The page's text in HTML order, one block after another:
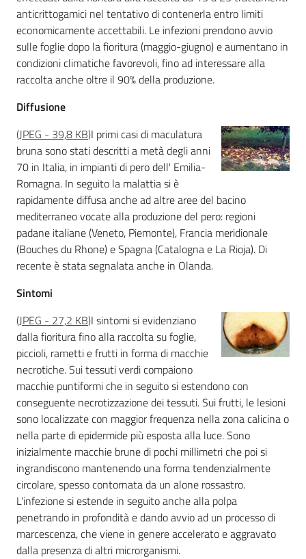
Newsletter
Seguici
Argomenti
Novità
Servizi
Leggi atti bandi
Piani programmi
progetti
anticrittogamici nel tentativo di contenerla entro limiti
economicamente accettabili. Le infezioni prendono avvio
sulle foglie dopo la fioritura (maggio-giugno) e aumentano in
condizioni climatiche favorevoli, fino ad interessare alla
raccolta anche oltre il 90% della produzione.
Diffusione
(JPEG - 39,8 KB)I primi casi di maculatura
bruna sono stati descritti a metà degli anni
70 in Italia, in impianti di pero dell' Emilia-
Romagna. In seguito la malattia si è
rapidamente diffusa anche ad altre aree del bacino
mediterraneo vocate alla produzione del pero: regioni
padane italiane (Veneto, Piemonte), Francia meridionale
(Bouches du Rhone) e Spagna (Catalogna e La Rioja). Di
recente è stata segnalata anche in Olanda.
Sintomi
(JPEG - 27,2 KB)I sintomi si evidenziano
dalla fioritura fino alla raccolta su foglie,
piccioli, rametti e frutti in forma di macchie
necrotiche. Sui tessuti verdi compaiono
macchie puntiformi che in seguito si estendono con
conseguente necrotizzazione dei tessuti. Sui frutti, le lesioni
sono localizzate con maggior frequenza nella zona calicina o
nella parte di epidermide più esposta alla luce. Sono
inizialmente macchie brune di pochi millimetri che poi si
ingrandiscono mantenendo una forma tendenzialmente
circolare, spesso contornata da un alone rossastro.
L'infezione si estende in seguito anche alla polpa
penetrando in profondità e dando avvio ad un processo di
marcescenza, che viene in genere accelerato e aggravato
dalla presenza di altri microrganismi.